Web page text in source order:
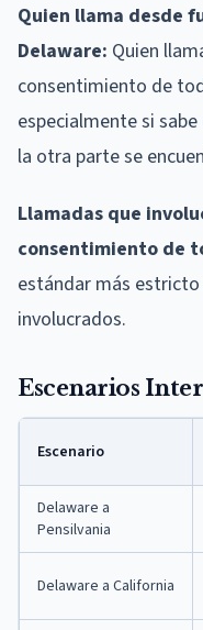
Quien llama desde
Delaware: Quien
consentimiento de
especialmente si
la otra parte se
Llamadas que
consentimiento de
estándar más
involucrados.
Escenarios
Escenario
Delaware a
Pensilvania
Delaware a California